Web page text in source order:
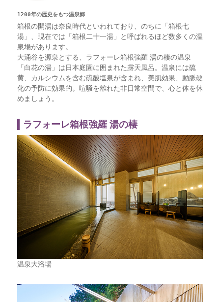
1200年の歴史をもつ温泉郷
箱根の開湯は奈良時代といわれており、のちに「箱根七
湯」、現在では「箱根二十一湯」と呼ばれるほど数多くの温
泉場があります。
大涌谷を源泉とする、ラフォーレ箱根強羅 湯の棲の温泉
「白花の湯」は日本庭園に囲まれた露天風呂。温泉には硫
黄、カルシウムを含む硫酸塩泉が含まれ、美肌効果、動脈硬
化の予防に効果的。喧騒を離れた非日常空間で、心と体を休
めましょう。
ラフォーレ箱根強羅 湯の棲
温泉大浴場